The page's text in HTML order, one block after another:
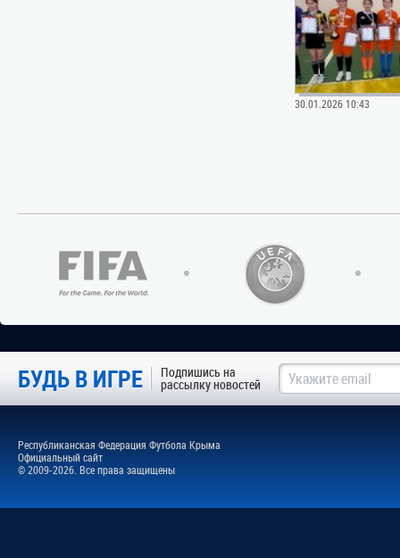
30.01.2026 10:43
БУДЬ В ИГРЕ Подпишись на
рассылку новостей
Республиканская Федерация Футбола Крыма
Официальный сайт
© 2009-2026. Все права защищены